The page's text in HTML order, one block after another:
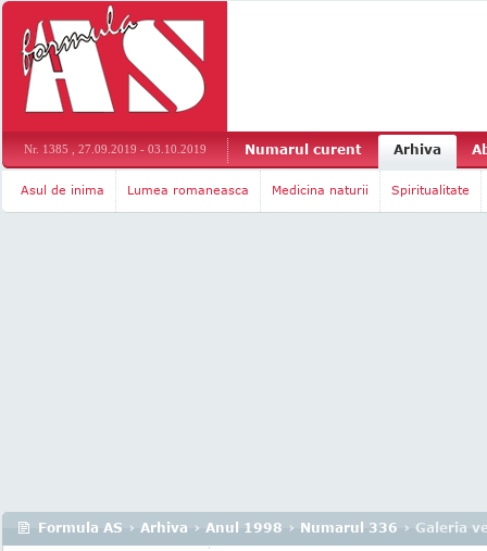
Nr. 1385 , 27.09.2019 - 03.10.2019 Numarul curent Arhiva
Asul de inima Lumea romaneasca Medicina naturii Spiritualitate
Formula AS › Arhiva › Anul 1998 › Numarul 336 › Galeria